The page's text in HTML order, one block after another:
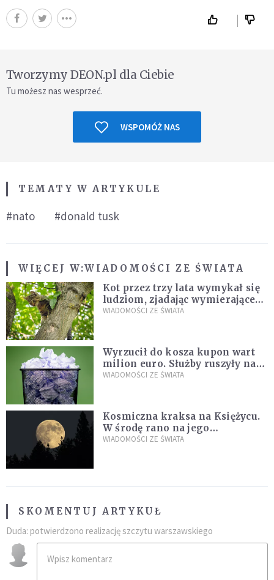
Tworzymy DEON.pl dla Ciebie
Tu możesz nas wesprzeć.
WSPOMÓŻ NAS
TEMATY W ARTYKULE
#nato #donald tusk
WIĘCEJ W:WIADOMOŚCI ZE ŚWIATA
Kot przez trzy lata wymykał się
ludziom, zjadając wymierające
kaczki. W końcu popełnił
WIADOMOŚCI ZE ŚWIATA
Wyrzucił do kosza kupon wart
milion euro. Służby ruszyły na
poszukiwania
WIADOMOŚCI ZE ŚWIATA
Kosmiczna kraksa na Księżycu.
W środę rano na jego
powierzchni dojdzie do
WIADOMOŚCI ZE ŚWIATA
SKOMENTUJ ARTYKUŁ
Duda: potwierdzono realizację szczytu warszawskiego